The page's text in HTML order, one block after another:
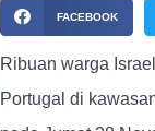
FACEBOOK
Ribuan warga
Portugal di